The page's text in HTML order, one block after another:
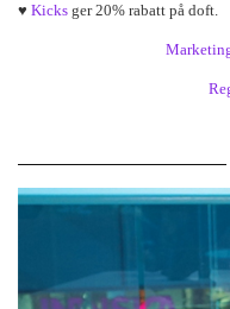
♥ Kicks ger 20% rabatt på doft.